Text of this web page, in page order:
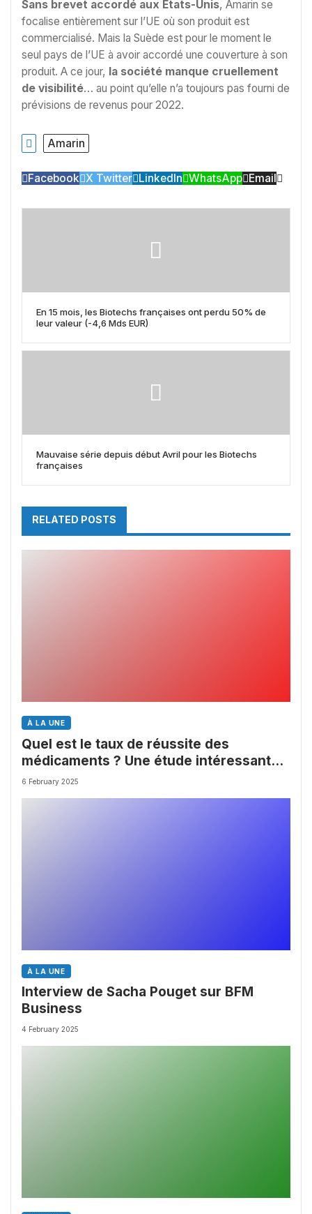
Sans brevet accordé aux États-Unis, Amarin se
focalise entièrement sur l’UE où son produit est
commercialisé. Mais la Suède est pour le moment le
seul pays de l’UE à avoir accordé une couverture à son
produit. A ce jour, la société manque cruellement
de visibilité… au point qu’elle n’a toujours pas fourni de
prévisions de revenus pour 2022.
Amarin
Facebook X Twitter LinkedIn WhatsApp Email
En 15 mois, les Biotechs françaises ont perdu 50% de
leur valeur (-4,6 Mds EUR)
Mauvaise série depuis début Avril pour les Biotechs
françaises
RELATED POSTS
À LA UNE
Quel est le taux de réussite des
médicaments ? Une étude intéressante
chez les Big Pharmas
6 February 2025
À LA UNE
Interview de Sacha Pouget sur BFM
Business
4 February 2025